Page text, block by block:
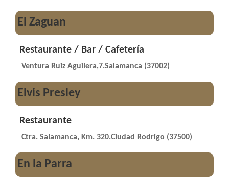
El Zaguan
Restaurante / Bar / Cafetería
Ventura Ruiz Aguilera,7.Salamanca (37002)
Elvis Presley
Restaurante
Ctra. Salamanca, Km. 320.Ciudad Rodrigo (37500)
En la Parra